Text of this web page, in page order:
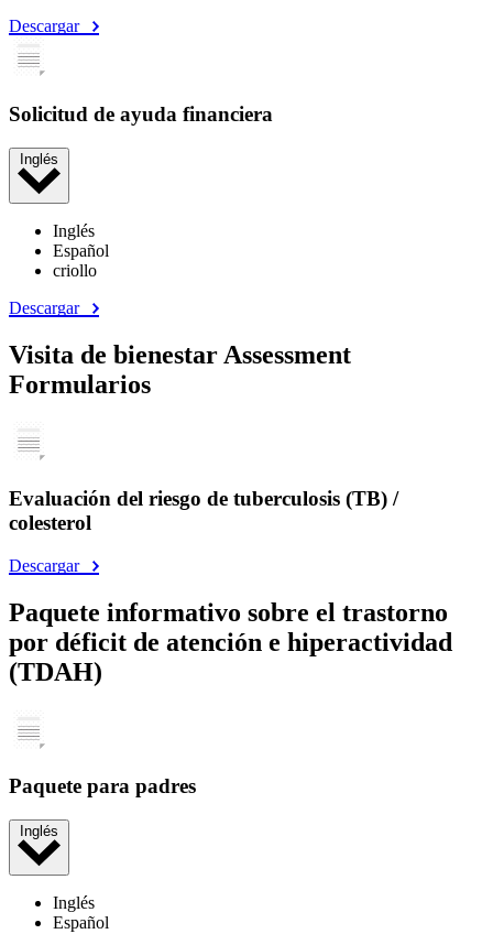
Descargar
Solicitud de ayuda financiera
Inglés
Inglés
Español
criollo
Descargar
Visita de bienestar Assessment
Formularios
Evaluación del riesgo de tuberculosis (TB) /
colesterol
Descargar
Paquete informativo sobre el trastorno
por déficit de atención e hiperactividad
(TDAH)
Paquete para padres
Inglés
Inglés
Español